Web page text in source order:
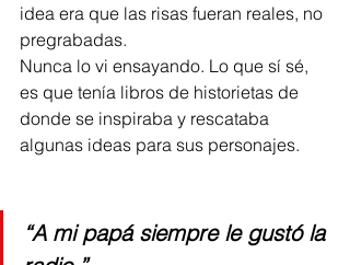
idea era que las risas fueran reales, no
pregrabadas.
Nunca lo vi ensayando. Lo que sí sé,
es que tenía libros de historietas de
donde se inspiraba y rescataba
algunas ideas para sus personajes.
“A mi papá siempre le gustó la